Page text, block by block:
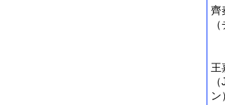
齊
王
ン